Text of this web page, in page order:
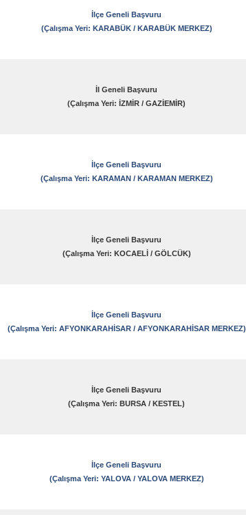
İlçe Geneli Başvuru
(Çalışma Yeri: KARABÜK / KARABÜK MERKEZ)
İl Geneli Başvuru
(Çalışma Yeri: İZMİR / GAZİEMİR)
İlçe Geneli Başvuru
(Çalışma Yeri: KARAMAN / KARAMAN MERKEZ)
İlçe Geneli Başvuru
(Çalışma Yeri: KOCAELİ / GÖLCÜK)
İlçe Geneli Başvuru
(Çalışma Yeri: AFYONKARAHİSAR / AFYONKARAHİSAR MERKEZ)
İlçe Geneli Başvuru
(Çalışma Yeri: BURSA / KESTEL)
İlçe Geneli Başvuru
(Çalışma Yeri: YALOVA / YALOVA MERKEZ)